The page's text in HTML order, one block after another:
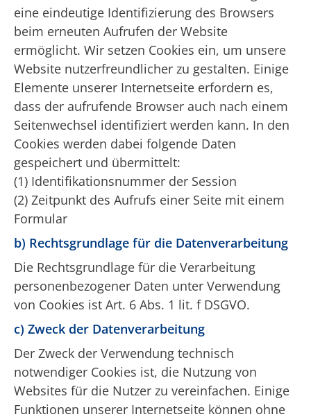
eine eindeutige Identifizierung des Browsers
beim erneuten Aufrufen der Website
ermöglicht. Wir setzen Cookies ein, um unsere
Website nutzerfreundlicher zu gestalten. Einige
Elemente unserer Internetseite erfordern es,
dass der aufrufende Browser auch nach einem
Seitenwechsel identifiziert werden kann. In den
Cookies werden dabei folgende Daten
gespeichert und übermittelt:
(1) Identifikationsnummer der Session
(2) Zeitpunkt des Aufrufs einer Seite mit einem
Formular
b) Rechtsgrundlage für die Datenverarbeitung
Die Rechtsgrundlage für die Verarbeitung
personenbezogener Daten unter Verwendung
von Cookies ist Art. 6 Abs. 1 lit. f DSGVO.
c) Zweck der Datenverarbeitung
Der Zweck der Verwendung technisch
notwendiger Cookies ist, die Nutzung von
Websites für die Nutzer zu vereinfachen. Einige
Funktionen unserer Internetseite können ohne